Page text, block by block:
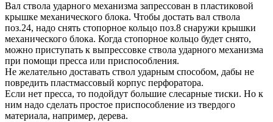
Вал ствола ударного механизма запрессован в пластиковой
крышке механического блока. Чтобы достать вал ствола
поз.24, надо снять стопорное кольцо поз.8 снаружи крышки
механического блока. Когда стопорное кольцо будет снято,
можно приступать к выпрессовке ствола ударного механизма
при помощи пресса или приспособления.
Не желательно доставать ствол ударным способом, дабы не
повредить пластмассовый корпус перфоратора.
Если нет пресса, то подойдут большие слесарные тиски. Но к
ним надо сделать простое приспособление из твердого
материала, например, дерева.